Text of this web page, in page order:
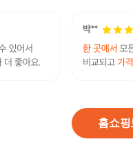
홈쇼핑
[ 현대백화